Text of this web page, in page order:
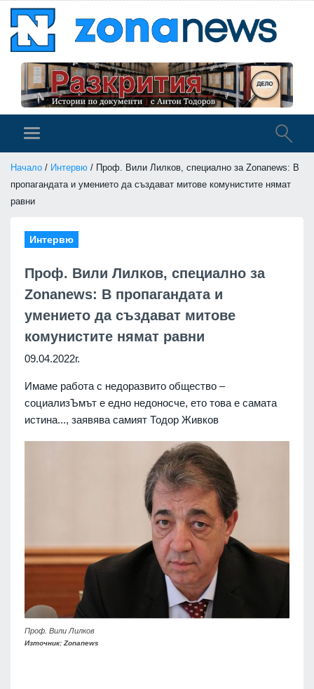
Начало / Интервю / Проф. Вили Лилков, специално за Zonanews: В
пропагандата и умението да създават митове комунистите нямат
равни
Интервю
Проф. Вили Лилков, специално за
Zonanews: В пропагандата и
умението да създават митове
комунистите нямат равни
09.04.2022г.
Имаме работа с недоразвито общество –
социализЪмът е едно недоносче, ето това е самата
истина..., заявява самият Тодор Живков
Проф. Вили Лилков
Източник: Zonanews